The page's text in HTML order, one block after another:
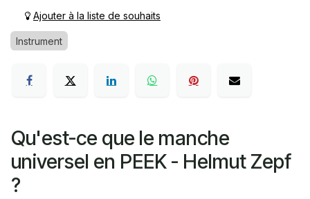
Ajouter à la liste de souhaits
Instrument
Qu'est-ce que le manche
universel en PEEK - Helmut Zepf
?